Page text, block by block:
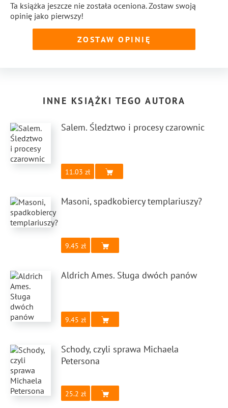
Ta książka jeszcze nie została oceniona. Zostaw swoją
opinię jako pierwszy!
ZOSTAW OPINIĘ
INNE KSIĄŻKI TEGO AUTORA
Salem. Śledztwo i procesy czarownic
11.03
Masoni, spadkobiercy templariuszy?
9.45
Aldrich Ames. Sługa dwóch panów
9.45
Schody, czyli sprawa Michaela
Petersona
25.2